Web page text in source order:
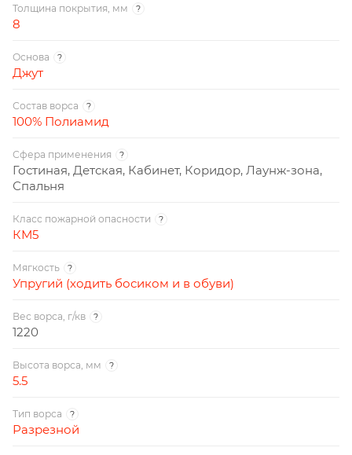
Толщина покрытия, мм ?
8
Основа ?
Джут
Состав ворса ?
100% Полиамид
Сфера применения ?
Гостиная, Детская, Кабинет, Коридор, Лаунж-зона,
Спальня
Класс пожарной опасности ?
КМ5
Мягкость ?
Упругий (ходить босиком и в обуви)
Вес ворса, г/кв ?
1220
Высота ворса, мм ?
5.5
Тип ворса ?
Разрезной